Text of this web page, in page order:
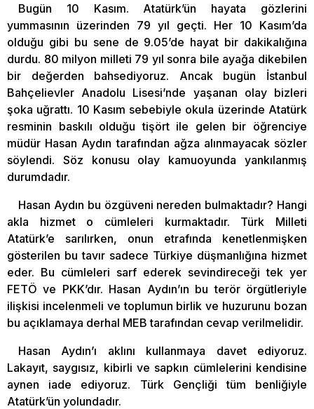
Bugün 10 Kasım. Atatürk’ün hayata gözlerini
yummasının üzerinden 79 yıl geçti. Her 10 Kasım’da
olduğu gibi bu sene de 9.05’de hayat bir dakikalığına
durdu. 80 milyon milleti 79 yıl sonra bile ayağa dikebilen
bir değerden bahsediyoruz. Ancak bugün İstanbul
Bahçelievler Anadolu Lisesi’nde yaşanan olay bizleri
şoka uğrattı. 10 Kasım sebebiyle okula üzerinde Atatürk
resminin baskılı olduğu tişört ile gelen bir öğrenciye
müdür Hasan Aydın tarafından ağza alınmayacak sözler
söylendi. Söz konusu olay kamuoyunda yankılanmış
durumdadır.
Hasan Aydın bu özgüveni nereden bulmaktadır? Hangi
akla hizmet o cümleleri kurmaktadır. Türk Milleti
Atatürk’e sarılırken, onun etrafında kenetlenmişken
gösterilen bu tavır sadece Türkiye düşmanlığına hizmet
eder. Bu cümleleri sarf ederek sevindireceği tek yer
FETÖ ve PKK’dır. Hasan Aydın’ın bu terör örgütleriyle
ilişkisi incelenmeli ve toplumun birlik ve huzurunu bozan
bu açıklamaya derhal MEB tarafından cevap verilmelidir.
Hasan Aydın’ı aklını kullanmaya davet ediyoruz.
Lakayıt, saygısız, kibirli ve sapkın cümlelerini kendisine
aynen iade ediyoruz. Türk Gençliği tüm benliğiyle
Atatürk’ün yolundadır.